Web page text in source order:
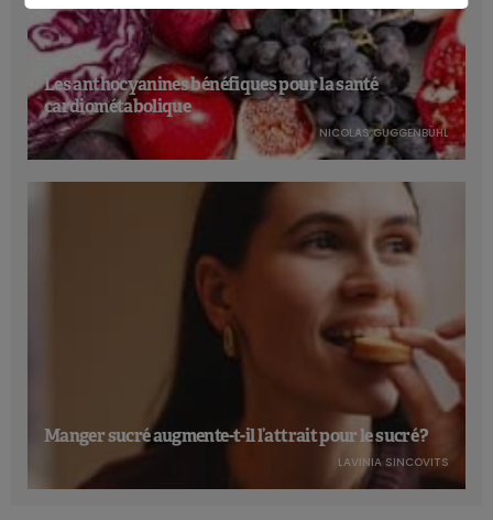
Les anthocyanines bénéfiques pour la santé
cardiométabolique
NICOLAS GUGGENBÜHL
Manger sucré augmente-t-il l’attrait pour le sucré ?
LAVINIA SINCOVITS